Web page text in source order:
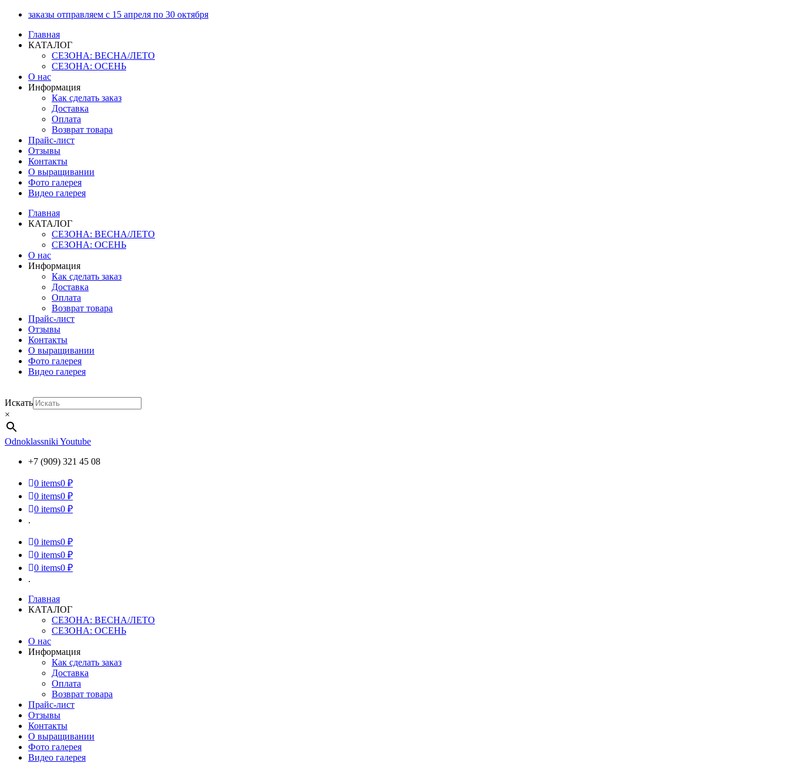
Перейти
содержимому
заказы отправляем с 15 апреля по 30 октября
Главная
КАТАЛОГ
СЕЗОНА: ВЕСНА/ЛЕТО
СЕЗОНА: ОСЕНЬ
О нас
Информация
Как сделать заказ
Доставка
Оплата
Возврат товара
Прайс-лист
Отзывы
Контакты
О выращивании
Фото галерея
Видео галерея
Главная
КАТАЛОГ
СЕЗОНА: ВЕСНА/ЛЕТО
СЕЗОНА: ОСЕНЬ
О нас
Информация
Как сделать заказ
Доставка
Оплата
Возврат товара
Прайс-лист
Отзывы
Контакты
О выращивании
Фото галерея
Видео галерея
Искать
×
Odnoklassniki Youtube
+7 (909) 321 45 08
0 items0 ₽
0 items0 ₽
0 items0 ₽
.
0 items0 ₽
0 items0 ₽
0 items0 ₽
.
Главная
КАТАЛОГ
СЕЗОНА: ВЕСНА/ЛЕТО
СЕЗОНА: ОСЕНЬ
О нас
Информация
Как сделать заказ
Доставка
Оплата
Возврат товара
Прайс-лист
Отзывы
Контакты
О выращивании
Фото галерея
Видео галерея